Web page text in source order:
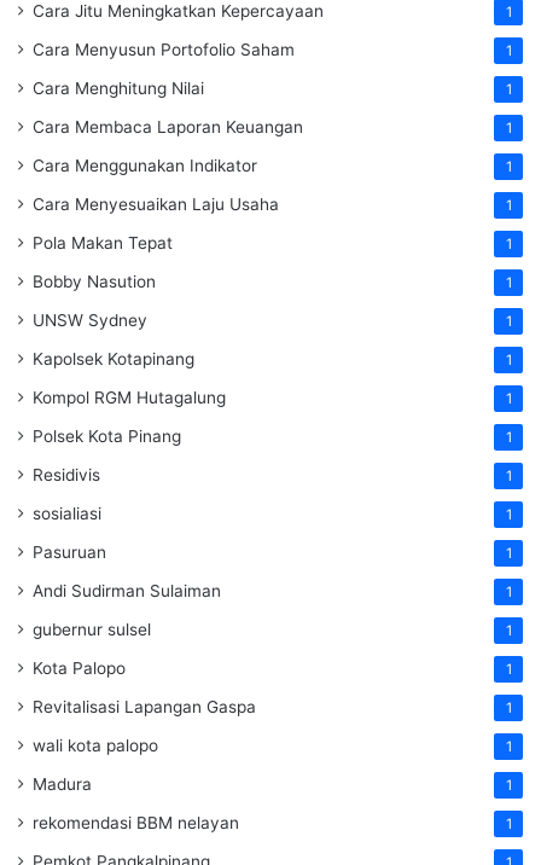
Cara Jitu Meningkatkan Kepercayaan 1
Cara Menyusun Portofolio Saham 1
Cara Menghitung Nilai 1
Cara Membaca Laporan Keuangan 1
Cara Menggunakan Indikator 1
Cara Menyesuaikan Laju Usaha 1
Pola Makan Tepat 1
Bobby Nasution 1
UNSW Sydney 1
Kapolsek Kotapinang 1
Kompol RGM Hutagalung 1
Polsek Kota Pinang 1
Residivis 1
sosialiasi 1
Pasuruan 1
Andi Sudirman Sulaiman 1
gubernur sulsel 1
Kota Palopo 1
Revitalisasi Lapangan Gaspa 1
wali kota palopo 1
Madura 1
rekomendasi BBM nelayan 1